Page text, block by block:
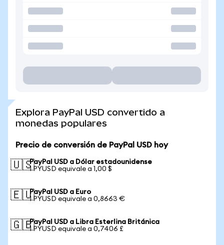
Explora PayPal USD convertido a
monedas populares
Precio de conversión de PayPal USD hoy
🇺🇸PayPal USD a Dólar estadounidense
1 PYUSD equivale a 1,00 $
🇪🇺PayPal USD a Euro
1 PYUSD equivale a 0,8663 €
🇬🇧PayPal USD a Libra Esterlina Británica
1 PYUSD equivale a 0,7406 £